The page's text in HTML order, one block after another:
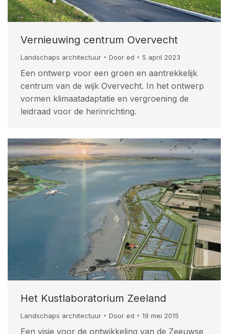
Vernieuwing centrum Overvecht
Landschaps architectuur Door ed 5 april 2023
Een ontwerp voor een groen en aantrekkelijk
centrum van de wijk Overvecht. In het ontwerp
vormen klimaatadaptatie en vergroening de
leidraad voor de herinrichting.
Het Kustlaboratorium Zeeland
Landschaps architectuur Door ed 19 mei 2015
Een visie voor de ontwikkeling van de Zeeuwse